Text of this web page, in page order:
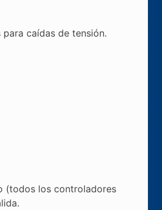
caídas de tensión.
(todos los controladores